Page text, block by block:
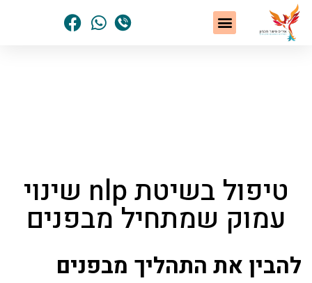
טיפול בשיטת nlp שינוי
עמוק שמתחיל מבפנים
להבין את התהליך מבפנים